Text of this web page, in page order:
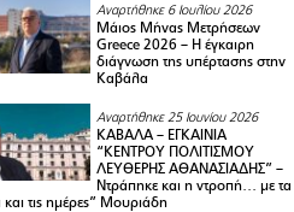
Αναρτήθηκε 6 Ιουλίου 2026
Μάιος Μήνας Μετρήσεων
Greece 2026 – H έγκαιρη
διάγνωση της υπέρτασης στην
Καβάλα
Αναρτήθηκε 25 Ιουνίου 2026
ΚΑΒΑΛΑ – ΕΓΚΑΙΝΙΑ
“ΚΕΝΤΡΟΥ ΠΟΛΙΤΙΣΜΟΥ
ΛΕΥΘΕΡΗΣ ΑΘΑΝΑΣΙΑΔΗΣ” –
Ντράπηκε και η ντροπή… με τα
και τις ημέρες” Μουριάδη